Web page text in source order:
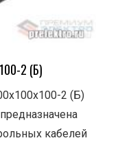
2 (Б)
2 (Б)
кабелей